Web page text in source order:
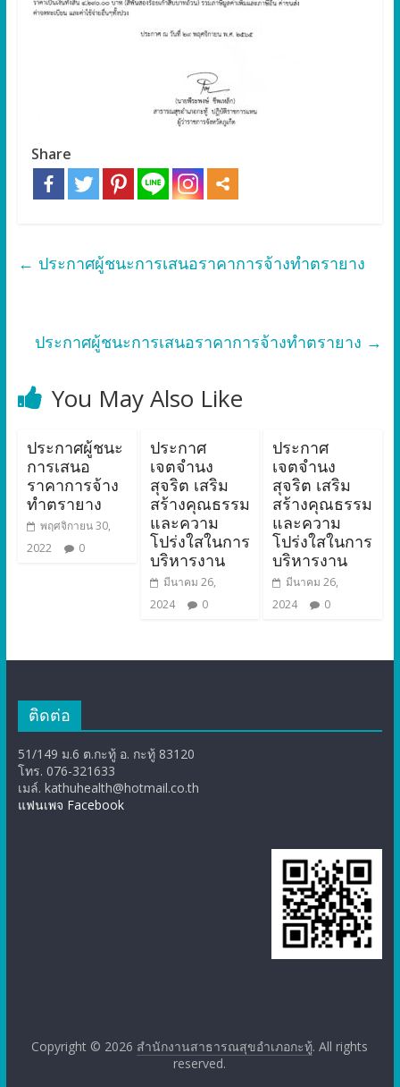
Share
← ประกาศผู้ชนะการเสนอราคาการจ้างทำตรายาง
ประกาศผู้ชนะการเสนอราคาการจ้างทำตรายาง →
You May Also Like
ประกาศผู้ชนะ
การเสนอ
ราคาการจ้าง
ทำตรายาง
พฤศจิกายน 30,
2022
0
ประกาศ
เจตจำนง
สุจริต เสริม
สร้างคุณธรรม
และความ
โปร่งใสในการ
บริหารงาน
มีนาคม 26,
2024
0
ประกาศ
เจตจำนง
สุจริต เสริม
สร้างคุณธรรม
และความ
โปร่งใสในการ
บริหารงาน
มีนาคม 26,
2024
0
ติดต่อ
51/149 ม.6 ต.กะทู้ อ. กะทู้ 83120
โทร. 076-321633
เมล์. kathuhealth@hotmail.co.th
แฟนเพจ Facebook
Copyright © 2026 สำนักงานสาธารณสุขอำเภอกะทู้. All rights
reserved.